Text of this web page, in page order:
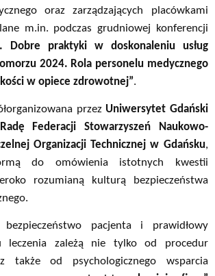
oraz zarządzających placówkami
m.in. podczas grudniowej konferencji
Dobre praktyki w doskonaleniu usług
2024. Rola personelu medycznego
w opiece zdrowotnej”.
przez Uniwersytet Gdański
Federacji Stowarzyszeń Naukowo-
Organizacji Technicznej w Gdańsku,
do omówienia istotnych kwestii
rozumianą kulturą bezpieczeństwa
bezpieczeństwo pacjenta i prawidłowy
leczenia zależą nie tylko od procedur
także od psychologicznego wsparcia